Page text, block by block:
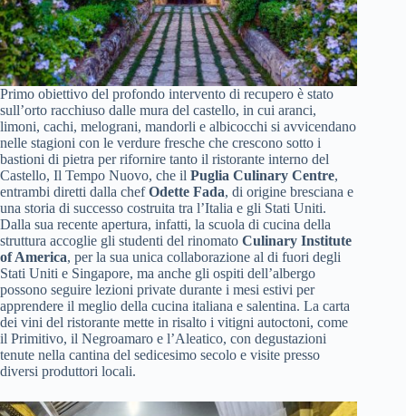
Primo obiettivo del profondo intervento di recupero è stato
sull’orto racchiuso dalle mura del castello, in cui aranci,
limoni, cachi, melograni, mandorli e albicocchi si avvicendano
nelle stagioni con le verdure fresche che crescono sotto i
bastioni di pietra per rifornire tanto il ristorante interno del
Castello, Il Tempo Nuovo, che il Puglia Culinary Centre,
entrambi diretti dalla chefOdette Fada, di origine bresciana e
una storia di successo costruita tra l’Italia e gli Stati Uniti.
Dalla sua recente apertura, infatti, la scuola di cucina della
struttura accoglie gli studenti del rinomato Culinary Institute
of America, per la sua unica collaborazione al di fuori degli
Stati Uniti e Singapore, ma anche gli ospiti dell’albergo
possono seguire lezioni private durante i mesi estivi per
apprendere il meglio della cucina italiana e salentina. La carta
dei vini del ristorante mette in risalto i vitigni autoctoni, come
il Primitivo, il Negroamaro e l’Aleatico, con degustazioni
tenute nella cantina del sedicesimo secolo e visite presso
diversi produttori locali.